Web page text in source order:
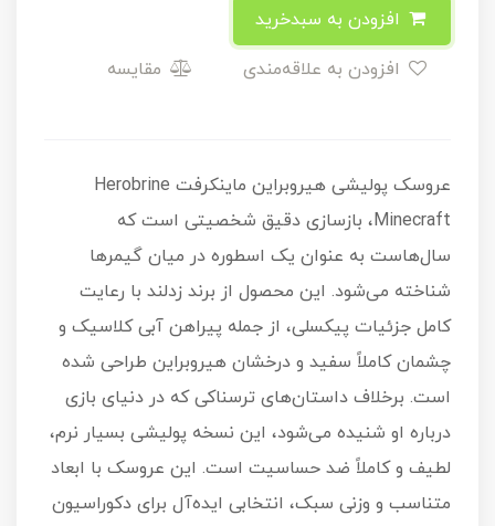
مقایسه
عروسک پولیشی هیروبراین ماینکرفت Herobrine
Minecraft، بازسازی دقیق شخصیتی است که
سال‌هاست به عنوان یک اسطوره در میان گیمرها
شناخته می‌شود. این محصول از برند زدلند با رعایت
کامل جزئیات پیکسلی، از جمله پیراهن آبی کلاسیک و
چشمان کاملاً سفید و درخشان هیروبراین طراحی شده
است. برخلاف داستان‌های ترسناکی که در دنیای بازی
درباره او شنیده می‌شود، این نسخه پولیشی بسیار نرم،
لطیف و کاملاً ضد حساسیت است. این عروسک با ابعاد
متناسب و وزنی سبک، انتخابی ایده‌آل برای دکوراسیون